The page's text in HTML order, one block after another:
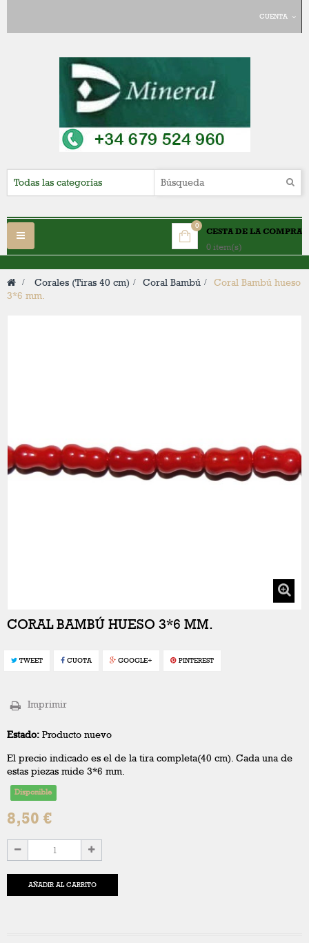
CUENTA
CESTA DE LA COMPRA
0 item(s)
0
Navegación
Toggle
> Corales (Tiras 40 cm) > Coral Bambú > Coral Bambú hueso
3*6 mm.
CORAL BAMBÚ HUESO 3*6 MM.
TWEET CUOTA GOOGLE+ PINTEREST
Imprimir
Estado: Producto nuevo
El precio indicado es el de la tira completa(40 cm). Cada una de
estas piezas mide 3*6 mm.
Disponible
8,50 €
AÑADIR AL CARRITO